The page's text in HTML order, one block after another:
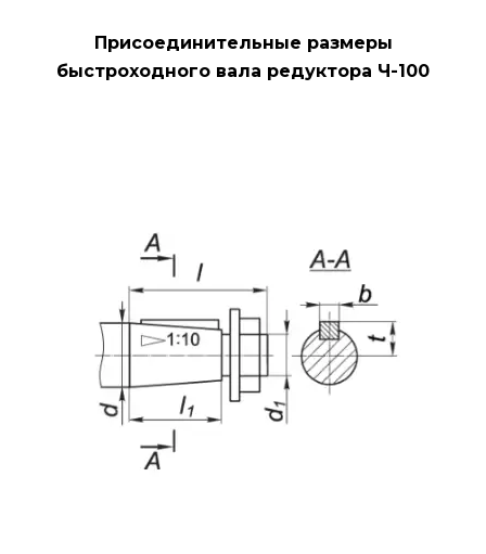
Присоединительные размеры
быстроходного вала редуктора Ч-100